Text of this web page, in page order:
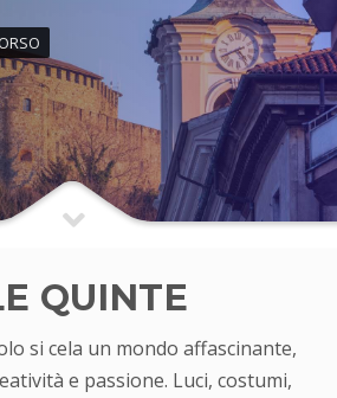
QUINTE
si cela un mondo affascinante,
e passione. Luci, costumi,